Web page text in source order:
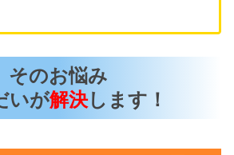
そのお悩み
いが解決します！